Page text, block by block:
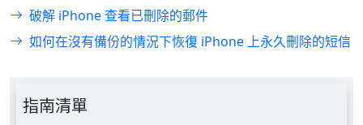
指南清單
破解 iPhone 查看已刪除的郵件
如何在沒有備份的情況下恢復 iPhone 上永久刪除的短信